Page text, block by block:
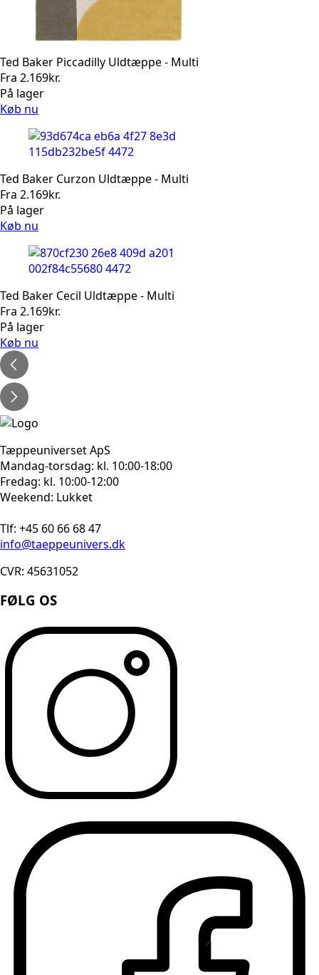
Ted Baker Piccadilly Uldtæppe - Multi
Fra 2.169kr.
På lager
Køb nu
Ted Baker Curzon Uldtæppe - Multi
Fra 2.169kr.
På lager
Køb nu
Ted Baker Cecil Uldtæppe - Multi
Fra 2.169kr.
På lager
Køb nu
Tæppeuniverset ApS
Mandag-torsdag: kl. 10:00-18:00
Fredag: kl. 10:00-12:00
Weekend: Lukket
Tlf: +45 60 66 68 47
info@taeppeunivers.dk
CVR: 45631052
FØLG OS